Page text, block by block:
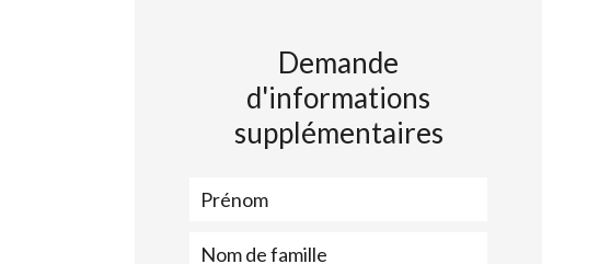
Demande
d'informations
supplémentaires